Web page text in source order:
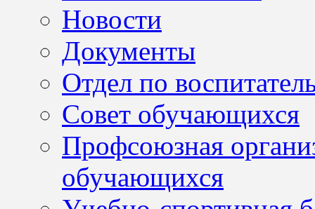
Новости
Документы
Отдел по
Совет обучающихся
Профсоюзная
обучающихся